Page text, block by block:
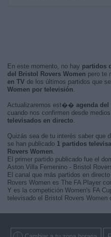
En este momento, no hay partidos
del Bristol Rovers Women pero te
en TV de los últimos partidos que
Women por televisión.
Actualizaremos est�� agenda del
cuando nos confirmen desde
televisados en directo.
Quizás sea de tu interés saber que
se han publicado 1 partidos
Rovers Women.
El primer partido publicado fue el
Aston Villa Femenino - Bristol
El canal que más partidos en
Rovers Women es The FA Player
Y es la competición Women's FA
televisado el Bristol Rovers Women